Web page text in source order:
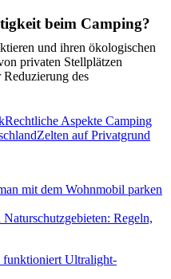
beim Camping?
und ihren ökologischen
privaten Stellplätzen
des
Rechtliche Aspekte Camping
Zelten auf Privatgrund
mit dem Wohnmobil parken
Regeln,